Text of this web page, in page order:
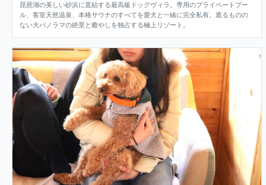
琵琶湖の美しい砂浜に直結する最高級ドッグヴィラ。専用のプライベートプー
ル、客室天然温泉、本格サウナのすべてを愛犬と一緒に完全私有。遮るものの
ない大パノラマの絶景と癒やしを独占する極上リゾート。